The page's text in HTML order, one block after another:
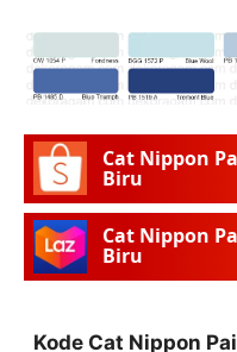
Cat Nippon
Biru
Cat Nippon
Biru
Kode Cat Nippon